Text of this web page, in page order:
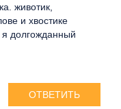
животик,
и хвостике
я долгожданный
ОТВЕТИТЬ